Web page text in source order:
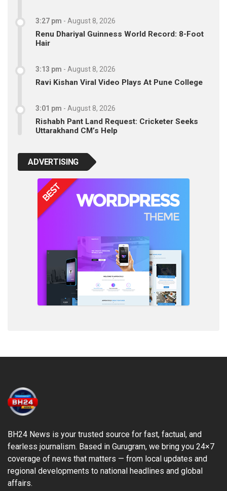
3:27 pm - August 8, 2026
Renu Dhariyal Guinness World Record: 8-Foot
Hair
3:13 pm - August 8, 2026
Ravi Kishan Viral Video Plays At Pune College
3:01 pm - August 8, 2026
Rishabh Pant Land Request: Cricketer Seeks
Uttarakhand CM’s Help
ADVERTISING
BH24 News is your trusted source for fast, factual, and
fearless journalism. Based in Gurugram, we bring you 24×7
coverage of news that matters — from local updates and
regional developments to national headlines and global
affairs.